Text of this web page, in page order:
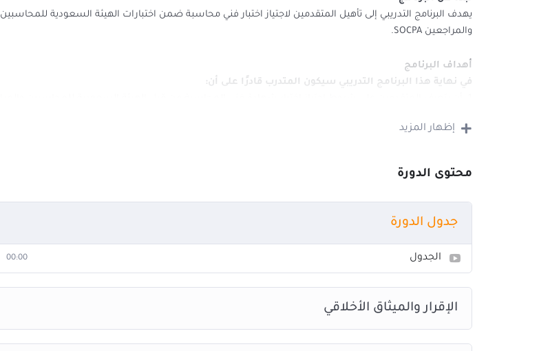
يهدف البرنامج التدريبي إلى تأهيل المتقدمين لاجتياز اختبار فني محاسبة ضمن اختبارات الهيئة السعودية للمحاسبين
والمراجعين SOCPA.
أهداف البرنامج
في نهاية هذا البرنامج التدريبي سيكون المتدرب قادرًا على أن:
المختلفة لاسيما الصغيرة والمتوسطة
المتطلبات
حساب في برنامج ZOOM
بريد إلكتروني نشط Active mail
إظهار المزيد
محتوى الدورة
جدول الدورة
الجدول 00:00
الإقرار والميثاق الأخلاقي